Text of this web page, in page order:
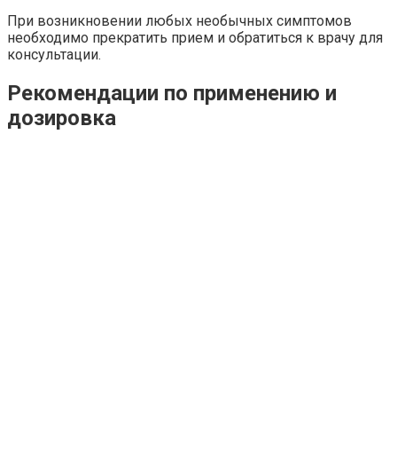
При возникновении любых необычных симптомов
необходимо прекратить прием и обратиться к врачу для
консультации.
Рекомендации по применению и
дозировка